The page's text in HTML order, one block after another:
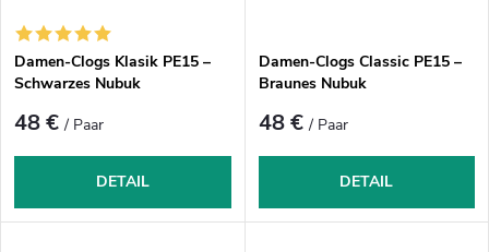
r
t
e
r
u
n
e
r
P
r
o
u
Damen-Clogs Klasik PE15 –
Schwarzes Nubuk
48 €/ Paar
DETAIL
Damen-Clogs Classic PE15 –
Braunes Nubuk
48 €/ Paar
DETAIL